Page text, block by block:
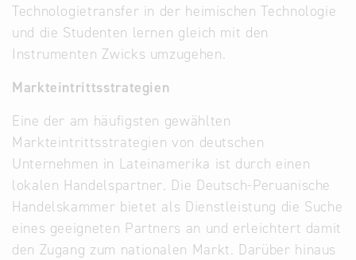
Technologietransfer in der heimischen Technologie
und die Studenten lernen gleich mit den
Instrumenten Zwicks umzugehen.
Markteintrittsstrategien
Eine der am häufigsten gewählten
Markteintrittsstrategien von deutschen
Unternehmen in Lateinamerika ist durch einen
lokalen Handelspartner. Die Deutsch-Peruanische
Handelskammer bietet als Dienstleistung die Suche
eines geeigneten Partners an und erleichtert damit
den Zugang zum nationalen Markt. Darüber hinaus